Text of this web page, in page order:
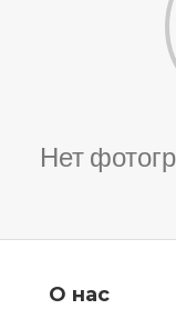
Нет
О нас